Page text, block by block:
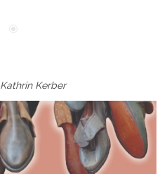
Kathrin Kerber